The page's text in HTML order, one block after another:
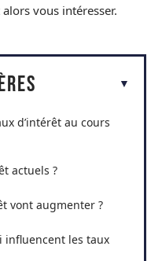
vous intéresser.
d’intérêt au cours
actuels ?
vont augmenter ?
influencent les taux